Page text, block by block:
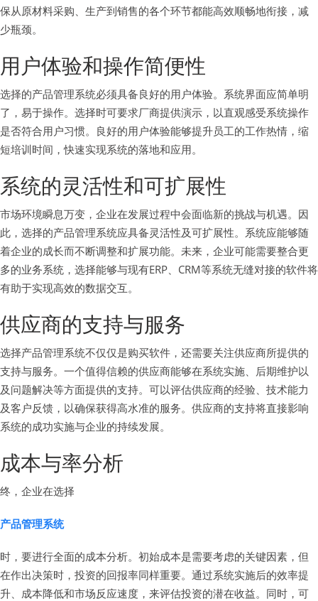
保从原材料采购、生产到销售的各个环节都能高效顺畅地衔接，减
少瓶颈。
用户体验和操作简便性
选择的产品管理系统必须具备良好的用户体验。系统界面应简单明
了，易于操作。选择时可要求厂商提供演示，以直观感受系统操作
是否符合用户习惯。良好的用户体验能够提升员工的工作热情，缩
短培训时间，快速实现系统的落地和应用。
系统的灵活性和可扩展性
市场环境瞬息万变，企业在发展过程中会面临新的挑战与机遇。因
此，选择的产品管理系统应具备灵活性及可扩展性。系统应能够随
着企业的成长而不断调整和扩展功能。未来，企业可能需要整合更
多的业务系统，选择能够与现有ERP、CRM等系统无缝对接的软件将
有助于实现高效的数据交互。
供应商的支持与服务
选择产品管理系统不仅仅是购买软件，还需要关注供应商所提供的
支持与服务。一个值得信赖的供应商能够在系统实施、后期维护以
及问题解决等方面提供的支持。可以评估供应商的经验、技术能力
及客户反馈，以确保获得高水准的服务。供应商的支持将直接影响
系统的成功实施与企业的持续发展。
成本与率分析
终，企业在选择
产品管理系统
时，要进行全面的成本分析。初始成本是需要考虑的关键因素，但
在作出决策时，投资的回报率同样重要。通过系统实施后的效率提
升、成本降低和市场反应速度，来评估投资的潜在收益。同时，可